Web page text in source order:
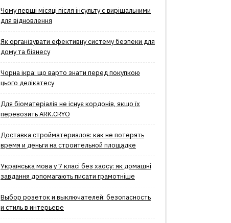
Чому перші місяці після інсульту є вирішальними
для відновлення
Як організувати ефективну систему безпеки для
дому та бізнесу
Чорна ікра: що варто знати перед покупкою
цього делікатесу
Для біоматеріалів не існує кордонів, якщо їх
перевозить ARK.CRYO
Доставка стройматериалов: как не потерять
время и деньги на строительной площадке
Українська мова у 7 класі без хаосу: як домашні
завдання допомагають писати грамотніше
Выбор розеток и выключателей: безопасность
и стиль в интерьере